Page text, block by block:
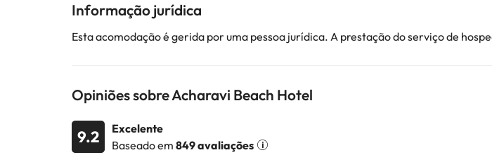
sujeitas a alterações por parte do alojamento. Se tiver alguma dúvida, contacte-nos.
Informação jurídica
Esta acomodação é gerida por uma pessoa jurídica. A prestação do serviço de
Opiniões sobre Acharavi Beach Hotel
9.2
Excelente
Baseado em 849 avaliações